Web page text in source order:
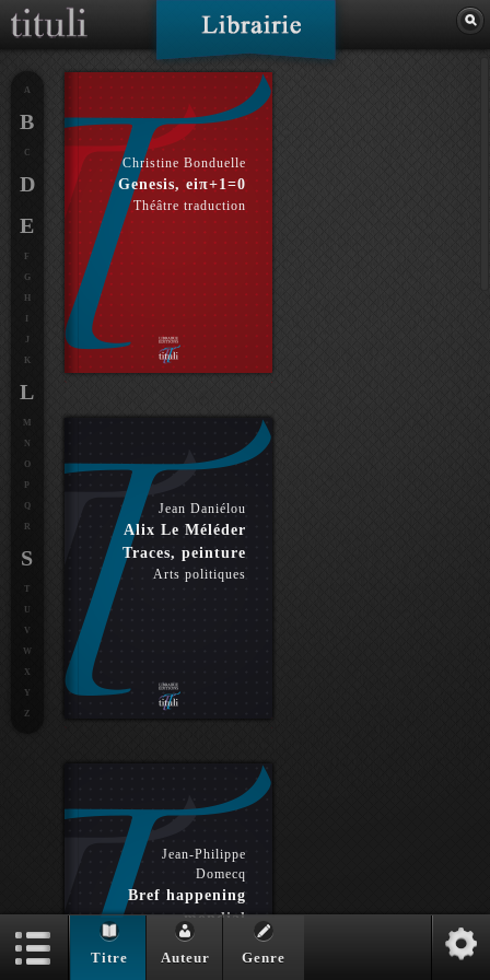
Christine Bonduelle
Genesis, eiπ+1=0
Théâtre traduction
Jean Daniélou
Alix Le Méléder
Traces, peinture
Arts politiques
Jean-Philippe
Domecq
Bref happening
mondial
Essai éd. bilingue
A
B
C
D
E
F
G
H
J
K
L
M
N
O
P
Q
R
S
T
U
V
W
X
Y
Z
Titre Auteur Genre